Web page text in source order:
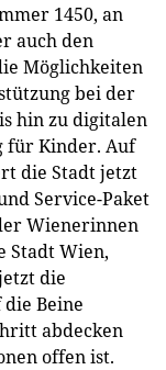
1450, an
auch den
Möglichkeiten
bei der
hin zu digitalen
für Kinder. Auf
die Stadt jetzt
Service-Paket
Wienerinnen
Stadt Wien,
die
Beine
abdecken
offen ist.